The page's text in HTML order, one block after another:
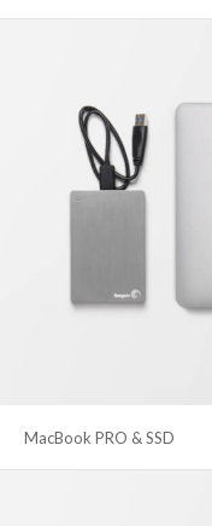
MacBook PRO & SSD